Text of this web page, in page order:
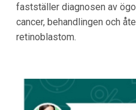
fastställer diagnosen av
cancer, behandlingen och
retinoblastom.